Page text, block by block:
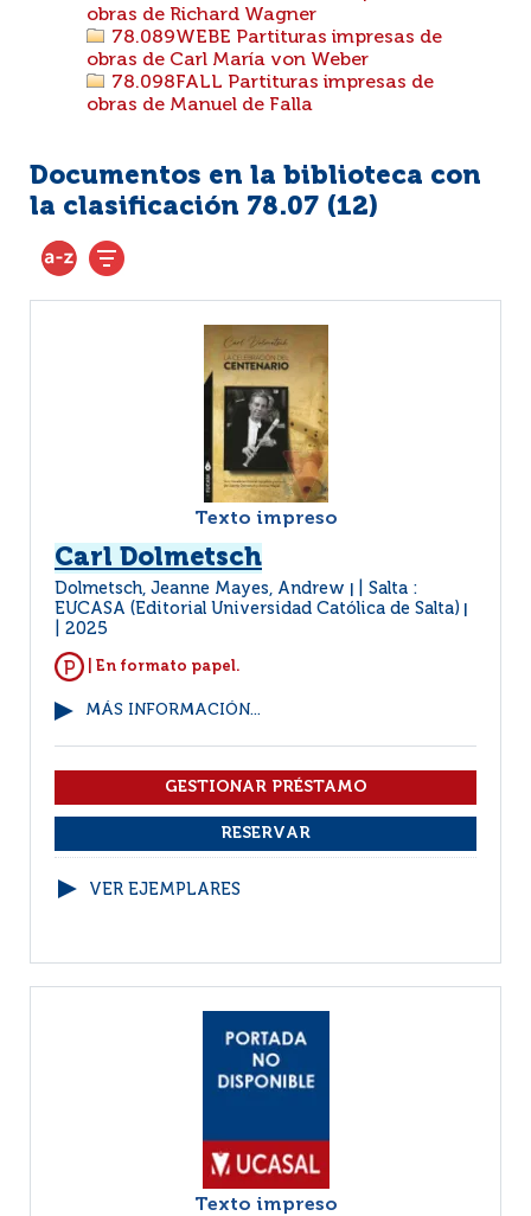
obras de Richard Wagner
78.089WEBE Partituras impresas de
obras de Carl María von Weber
78.098FALL Partituras impresas de
obras de Manuel de Falla
Documentos en la biblioteca con
la clasificación 78.07 (12)
Texto impreso
Carl Dolmetsch
Dolmetsch, Jeanne Mayes, Andrew
Salta :
EUCASA (Editorial Universidad Católica de Salta)
2025
| En formato papel.
MÁS INFORMACIÓN...
VER EJEMPLARES
Texto impreso